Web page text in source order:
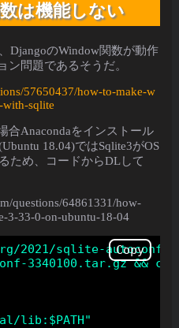
は機能しない
DjangoのWindow関数が動作
ン問題であるそうだ。
57650437/how-to-make-w
sqlite
合Anacondaをインストール
18.04)ではSqlite3がOS
ため、コードからDLして
questions/64861331/how-
3-33-0-on-ubuntu-18-04
2021/sqlite-autoconf-
3340100.tar.gz && cd
lib:$PATH"
Copy